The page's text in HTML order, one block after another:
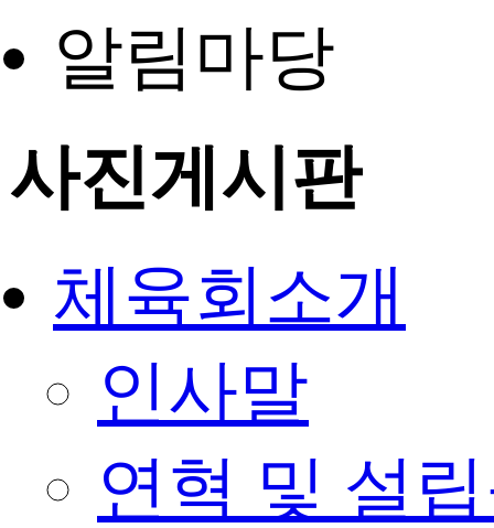
알림마당
사진게시판
체육회소개
인사말
연혁 및 설